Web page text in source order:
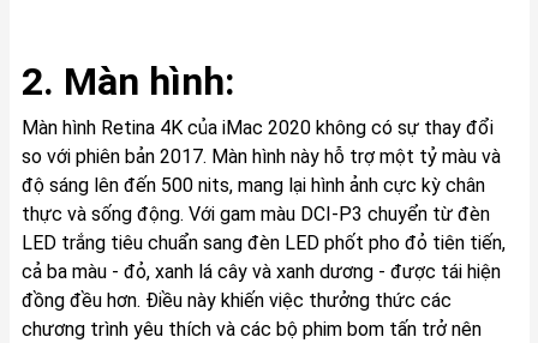
2. Màn hình:
Màn hình Retina 4K của iMac 2020 không có sự thay đổi
so với phiên bản 2017. Màn hình này hỗ trợ một tỷ màu và
độ sáng lên đến 500 nits, mang lại hình ảnh cực kỳ chân
thực và sống động. Với gam màu DCI-P3 chuyển từ đèn
LED trắng tiêu chuẩn sang đèn LED phốt pho đỏ tiên tiến,
cả ba màu - đỏ, xanh lá cây và xanh dương - được tái hiện
đồng đều hơn. Điều này khiến việc thưởng thức các
chương trình yêu thích và các bộ phim bom tấn trở nên